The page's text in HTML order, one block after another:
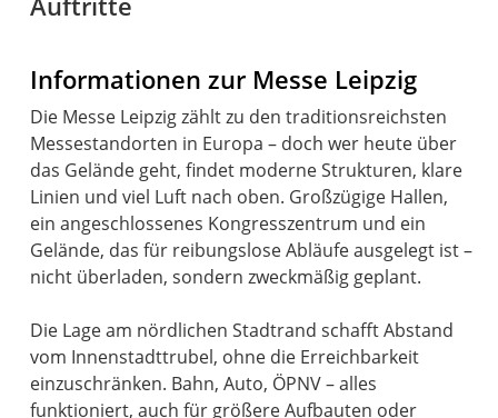
Informationen zur Messe Leipzig
Die Messe Leipzig zählt zu den traditionsreichsten
Messestandorten in Europa – doch wer heute über
das Gelände geht, findet moderne Strukturen, klare
Linien und viel Luft nach oben. Großzügige Hallen,
ein angeschlossenes Kongresszentrum und ein
Gelände, das für reibungslose Abläufe ausgelegt ist –
nicht überladen, sondern zweckmäßig geplant.
Die Lage am nördlichen Stadtrand schafft Abstand
vom Innenstadttrubel, ohne die Erreichbarkeit
einzuschränken. Bahn, Auto, ÖPNV – alles
funktioniert, auch für größere Aufbauten oder